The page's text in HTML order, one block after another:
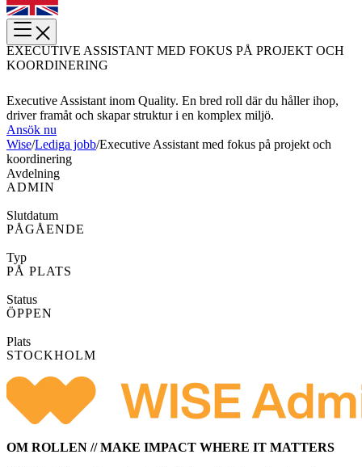
EXECUTIVE ASSISTANT MED FOKUS PÅ PROJEKT OCH
KOORDINERING
Executive Assistant inom Quality. En bred roll där du håller ihop,
driver framåt och skapar struktur i en komplex miljö.
Ansök nu
Wise/Lediga jobb/Executive Assistant med fokus på projekt och
koordinering
Avdelning
ADMIN
Slutdatum
PÅGÅENDE
Typ
PÅ PLATS
Status
ÖPPEN
Plats
STOCKHOLM
OM ROLLEN // MAKE IMPACT WHERE IT MATTERS